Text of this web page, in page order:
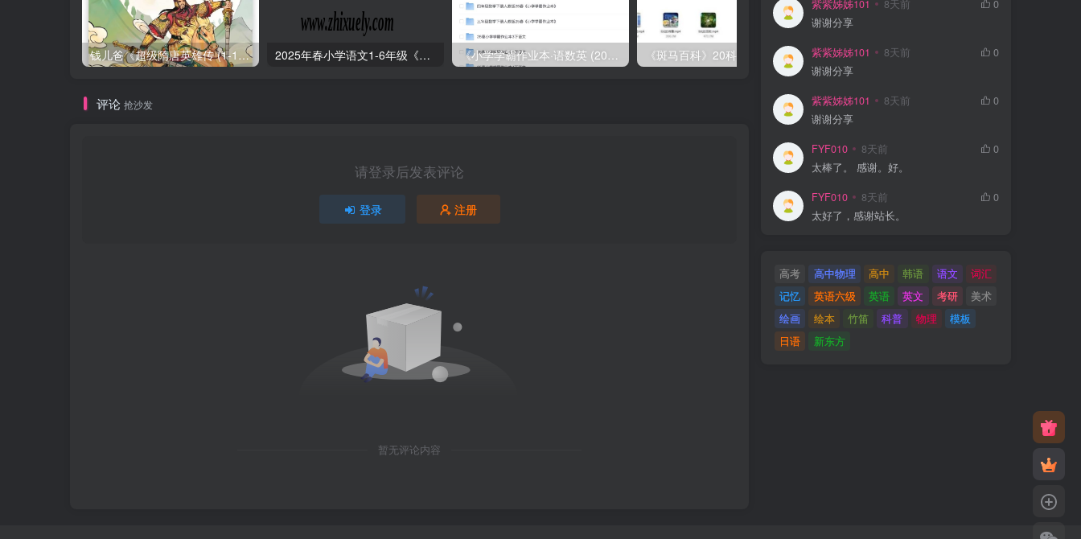
钱儿爸《超级隋唐英雄传 (1-10季) +超级隋唐英雄后传 (1-4季） 2025年春小学语文1-6年级《王朝霞阅读训练100篇》 《斑马百科》20科全套高清视频 学丞《晓艳英语：小学英语课 (告别死记硬背) 》
评论 抢沙发
请登录后发表评论
登录 注册
暂无评论内容
紫紫姊姊101 8天前
0
谢谢分享
紫紫姊姊101 8天前
0
谢谢分享
紫紫姊姊101 8天前
0
谢谢分享
FYF010 8天前
0
太棒了。 感谢。好。
FYF010 8天前
0
太好了，感谢站长。
高考 高中物理 高中 韩语 语文
词汇
记忆
英语六级 英语 英文 考研
美术
绘画
绘本 竹笛 科普 物理
模板
日语
新东方